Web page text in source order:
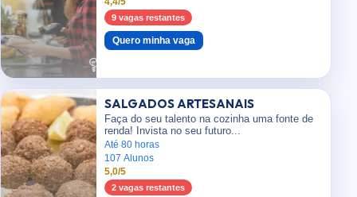
9 vagas restantes
Quero minha vaga
SALGADOS ARTESANAIS
Faça do seu talento na cozinha uma fonte de
renda! Invista no seu futuro...
Até 80 horas
107 Alunos
5,0/5
2 vagas restantes